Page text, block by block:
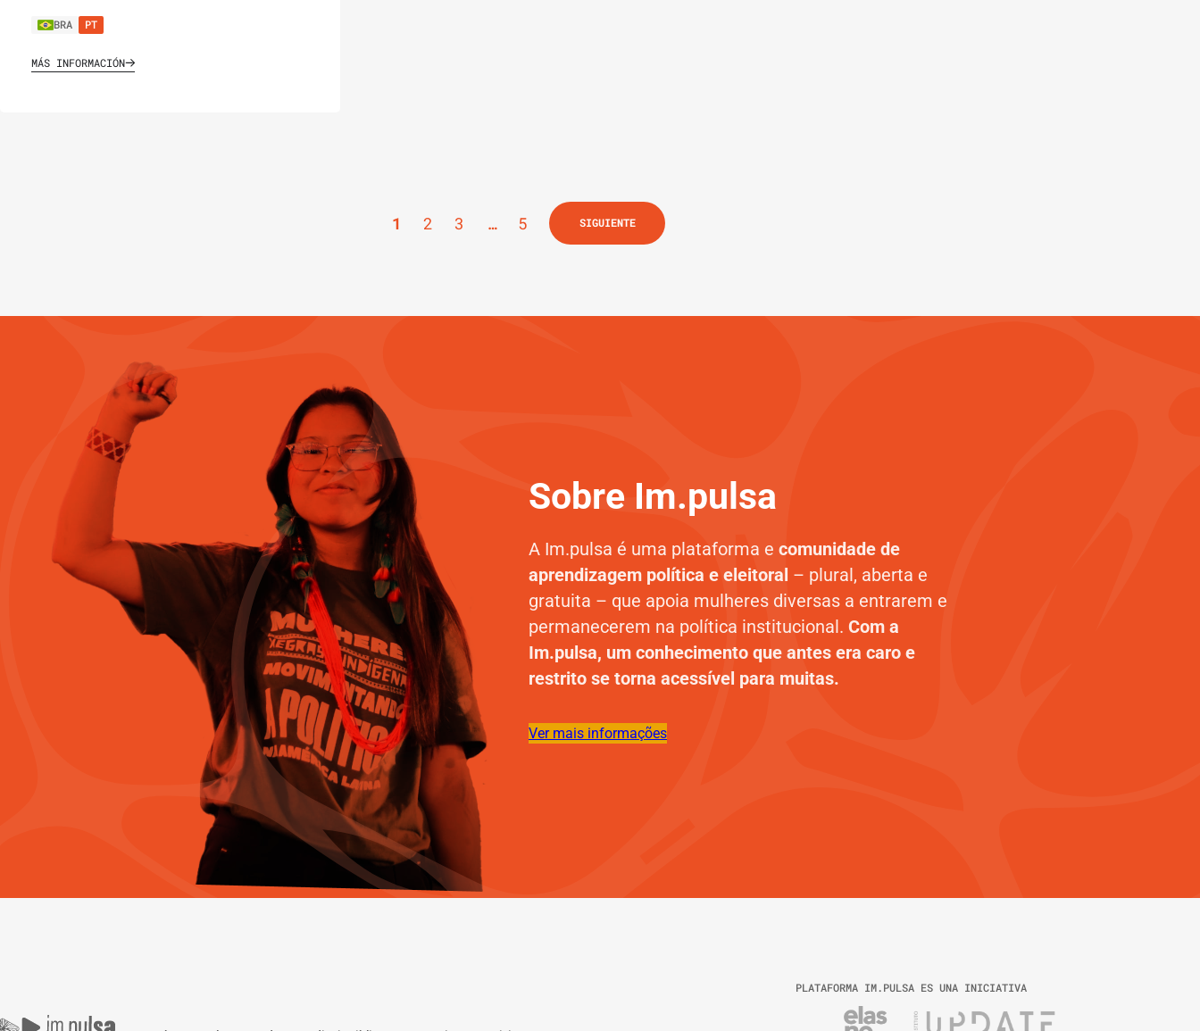
BRA PT
MÁS INFORMACIÓN
1 2 3 … 5 SIGUIENTE
Sobre Im.pulsa
A Im.pulsa é uma plataforma e comunidade de
aprendizagem política e eleitoral – plural, aberta e
gratuita – que apoia mulheres diversas a entrarem e
permanecerem na política institucional. Com a
Im.pulsa, um conhecimento que antes era caro e
restrito se torna acessível para muitas.
Ver mais informações
PLATAFORMA IM.PULSA ES UNA INICIATIVA